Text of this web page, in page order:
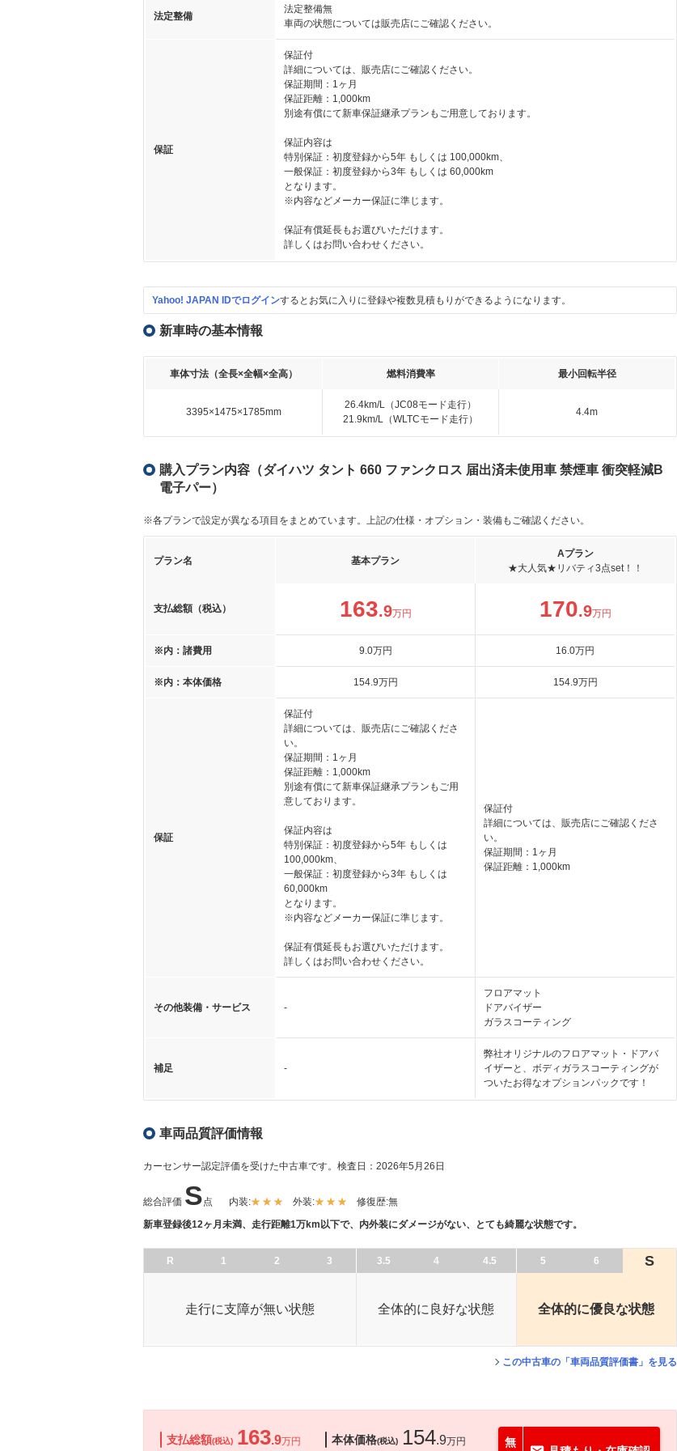
法定整備
法定整備無
車両の状態については販売店にご確認ください。
保証
保証付
詳細については、販売店にご確認ください。
保証期間：1ヶ月
保証距離：1,000km
別途有償にて新車保証継承プランもご用意しております。
保証内容は
特別保証：初度登録から5年 もしくは 100,000km、
一般保証：初度登録から3年 もしくは 60,000km
となります。
※内容などメーカー保証に準じます。
保証有償延長もお選びいただけます。
詳しくはお問い合わせください。
Yahoo! JAPAN IDでログインするとお気に入りに登録や複数見積もりができるようになります。
新車時の基本情報
車体寸法（全長×全幅×全高） 燃料消費率 最小回転半径
3395×1475×1785mm
26.4km/L（JC08モード走行）
21.9km/L（WLTCモード走行）
4.4m
購入プラン内容（ダイハツ タント 660 ファンクロス 届出済未使用車 禁煙車 衝突軽減B
電子パー）
※各プランで設定が異なる項目をまとめています。上記の仕様・オプション・装備もご確認ください。
プラン名 基本プラン
Aプラン
★大人気★リバティ3点set！！
支払総額（税込） 163.9万円 170.9万円
※内：諸費用 9.0万円 16.0万円
※内：本体価格 154.9万円 154.9万円
保証
保証付
詳細については、販売店にご確認くださ
い。
保証期間：1ヶ月
保証距離：1,000km
別途有償にて新車保証継承プランもご用
意しております。
保証内容は
特別保証：初度登録から5年 もしくは
100,000km、
一般保証：初度登録から3年 もしくは
60,000km
となります。
※内容などメーカー保証に準じます。
保証有償延長もお選びいただけます。
詳しくはお問い合わせください。
保証付
詳細については、販売店にご確認くださ
い。
保証期間：1ヶ月
保証距離：1,000km
その他装備・サービス -
フロアマット
ドアバイザー
ガラスコーティング
補足 -
弊社オリジナルのフロアマット・ドアバ
イザーと、ボディガラスコーティングが
ついたお得なオプションパックです！
車両品質評価情報
カーセンサー認定評価を受けた中古車です。 検査日：2026年5月26日
総合評価 S点 内装: 外装: 修復歴:無
新車登録後12ヶ月未満、走行距離1万km以下で、内外装にダメージがない、とても綺麗な状態です。
R 1 2 3 3.5 4 4.5 5 6 S
走行に支障が無い状態 全体的に良好な状態 全体的に優良な状態
この中古車の「車両品質評価書」を見る
支払総額(税込) 163.9万円
本体価格(税込) 154.9万円 無